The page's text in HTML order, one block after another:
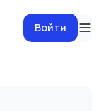
Войти